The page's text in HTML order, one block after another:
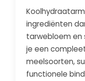
ingrediënten
tarwebloem en
je een
meelsoorten,
functionele